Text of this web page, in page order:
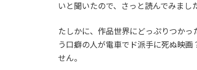
いと聞いたので、さっと読んでみまし
たしかに、作品世界にどっぷりつか
う口癖の人が電車でド派手に死ぬ映
せん。